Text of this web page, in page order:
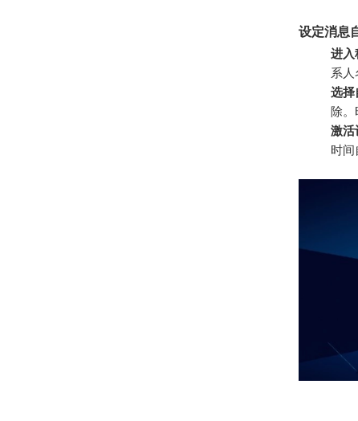
设定消息
进入
系人
选择
除。
激活
时间